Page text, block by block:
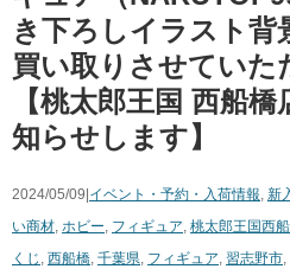
き下ろしイラスト背
買い取りさせていた
【桃太郎王国 西船
知らせします】
2024/05/09|イベント・予約・入荷情報, 新
い商材, ホビー, フィギュア, 桃太郎王国西
くじ , 西船橋, 千葉県, フィギュア, 習志野市,